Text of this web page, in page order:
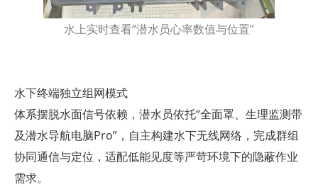
水上实时查看“潜水员心率数值与位置”
水下终端独立组网模式
体系摆脱水面信号依赖，潜水员依托“全面罩、生理监测带
及潜水导航电脑Pro”，自主构建水下无线网络，完成群组
协同通信与定位，适配低能见度等严苛环境下的隐蔽作业
需求。